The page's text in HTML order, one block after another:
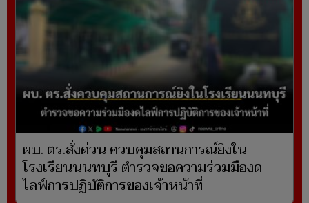
ผบ. ตร.สั่งด่วน ควบคุมสถานการณ์ยิงใน
โรงเรียนนนทบุรี ตำรวจขอความร่วมมืองด
ไลฟ์การปฏิบัติการของเจ้าหน้าที่